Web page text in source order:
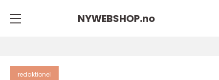
NYWEBSHOP.no
redaktionel